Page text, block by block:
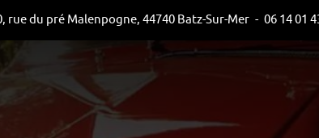
rue du pré Malenpogne, 44740 Batz-Sur-Mer - 06 14 01